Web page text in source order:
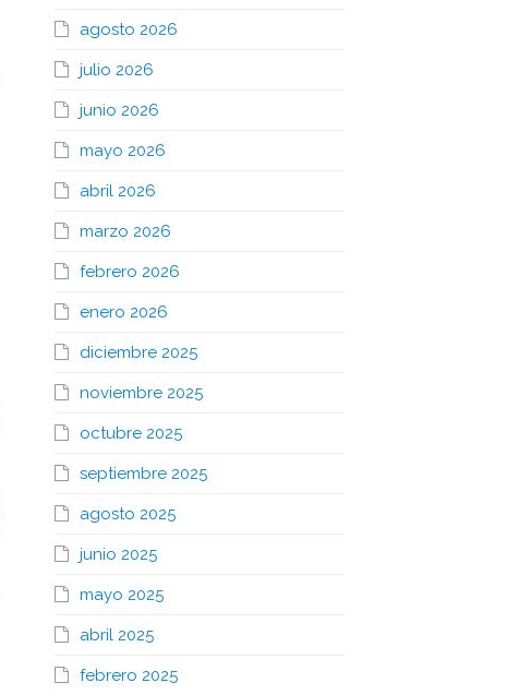
agosto 2026
julio 2026
junio 2026
mayo 2026
abril 2026
marzo 2026
febrero 2026
enero 2026
diciembre 2025
noviembre 2025
octubre 2025
septiembre 2025
agosto 2025
junio 2025
mayo 2025
abril 2025
febrero 2025